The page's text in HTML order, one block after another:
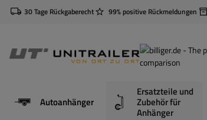
30 Tage Rückgaberecht 99% positive Rückmeldungen
Autoanhänger
Ersatzteile und
Zubehör für
Anhänger